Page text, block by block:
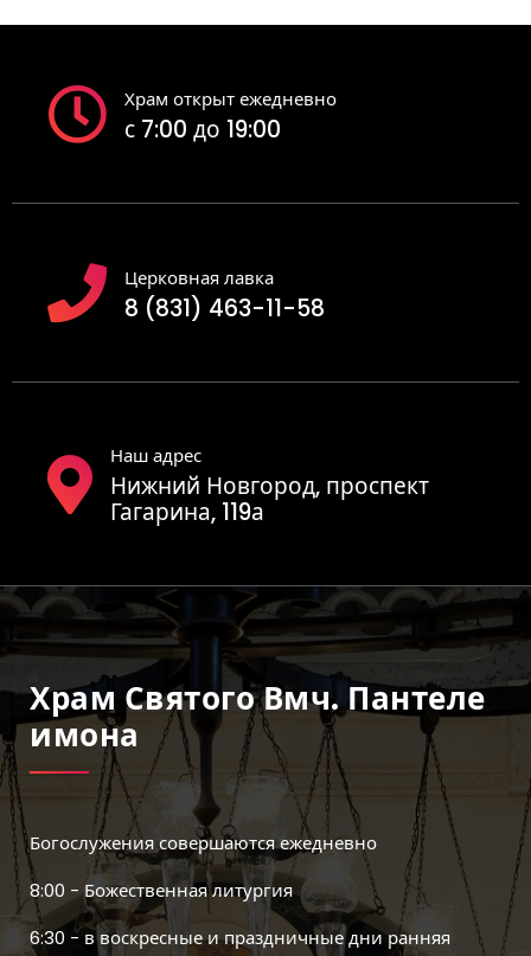
Храм открыт ежедневно
с 7:00 до 19:00
Церковная лавка
8 (831) 463-11-58
Наш адрес
Нижний Новгород, проспект
Гагарина, 119а
Храм Святого Вмч. Пантеле
Имона
Богослужения совершаются ежедневно
8:00 - Божественная литургия
6:30 - в воскресные и праздничные дни ранняя